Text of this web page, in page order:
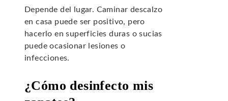
Depende del lugar. Caminar descalzo
en casa puede ser positivo, pero
hacerlo en superficies duras o sucias
puede ocasionar lesiones o
infecciones.
¿Cómo desinfecto mis